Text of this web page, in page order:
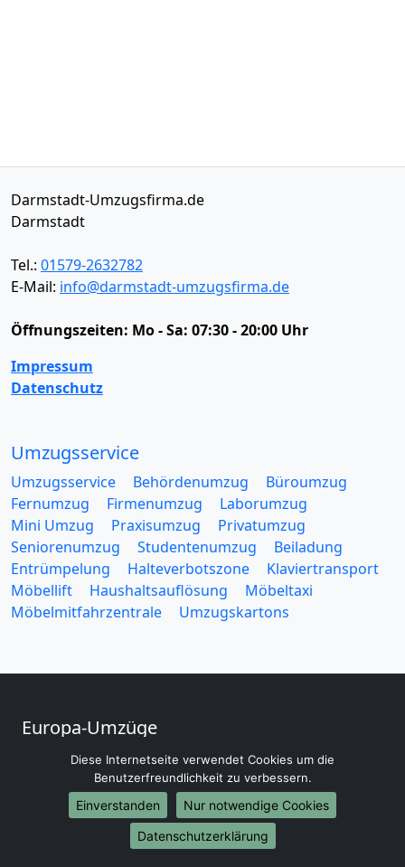
Darmstadt-Umzugsfirma.de
Darmstadt
Tel.: 01579-2632782
E-Mail: info@darmstadt-umzugsfirma.de
Öffnungszeiten: Mo - Sa: 07:30 - 20:00 Uhr
Impressum
Datenschutz
Umzugsservice
Umzugsservice Behördenumzug
Büroumzug
Fernumzug
Firmenumzug
Laborumzug
Mini Umzug
Praxisumzug
Privatumzug
Seniorenumzug
Studentenumzug
Beiladung
Entrümpelung
Halteverbotszone
Klaviertransport
Möbellift
Haushaltsauflösung
Möbeltaxi
Möbelmitfahrzentrale
Umzugskartons
Europa-Umzüge
Umzug von Darmstadt nach Belarus
Umzug von Darmstadt nach Belgien
Umzug von Darmstadt nach Bulgarien
Umzug von Darmstadt nach Dänemark
Umzug von Darmstadt nach England
Diese Internetseite verwendet Cookies um die
Benutzerfreundlichkeit zu verbessern.
Einverstanden
Nur notwendige Cookies
Datenschutzerklärung